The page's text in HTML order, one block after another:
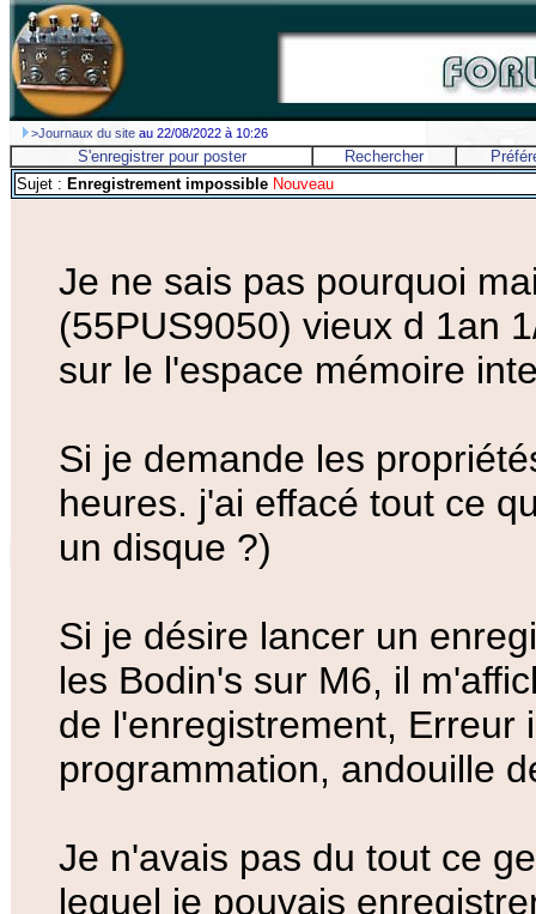
>Journaux du site au 22/08/2022 à 10:26
S'enregistrer pour poster Rechercher
Sujet : Enregistrement impossible Nouveau
Je ne sais pas pourquoi
(55PUS9050) vieux d 1an
sur le l'espace mémoire
Si je demande les
heures. j'ai effacé tout ce
un disque ?)
Si je désire lancer un
les Bodin's sur M6, il
de l'enregistrement, Erreur
programmation, andouille
Je n'avais pas du tout ce
lequel je pouvais